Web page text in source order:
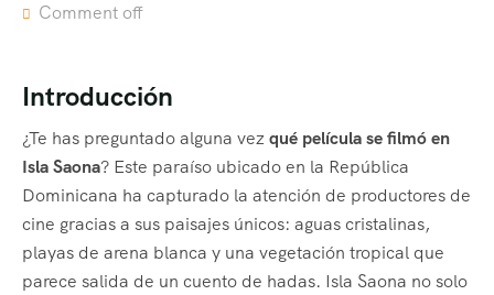
Comment off
Introducción
¿Te has preguntado alguna vezqué película se filmó en
Isla Saona? Este paraíso ubicado en la República
Dominicana ha capturado la atención de productores de
cine gracias a sus paisajes únicos: aguas cristalinas,
playas de arena blanca y una vegetación tropical que
parece salida de un cuento de hadas. Isla Saona no solo